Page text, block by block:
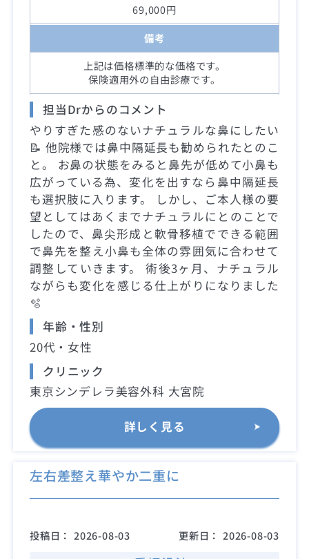
69,000円
備考
上記は価格標準的な価格です。
保険適用外の自由診療です。
担当Drからのコメント
やりすぎた感のないナチュラルな鼻にしたい
📝 他院様では鼻中隔延長も勧められたとのこ
と。 お鼻の状態をみると鼻先が低めて小鼻も
広がっている為、変化を出すなら鼻中隔延長
も選択肢に入ります。 しかし、ご本人様の要
望としてはあくまでナチュラルにとのことで
したので、鼻尖形成と軟骨移植でできる範囲
で鼻先を整え小鼻も全体の雰囲気に合わせて
調整していきます。 術後3ヶ月、ナチュラル
ながらも変化を感じる仕上がりになりました
🫧
年齢・性別
20代・女性
クリニック
東京シンデレラ美容外科 大宮院
詳しく見る
左右差整え華やか二重に
投稿日： 2026-08-03 更新日： 2026-08-03